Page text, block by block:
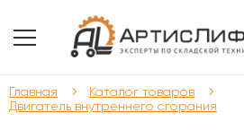
Главная
Каталог товаров
Двигатель внутреннего сгорания